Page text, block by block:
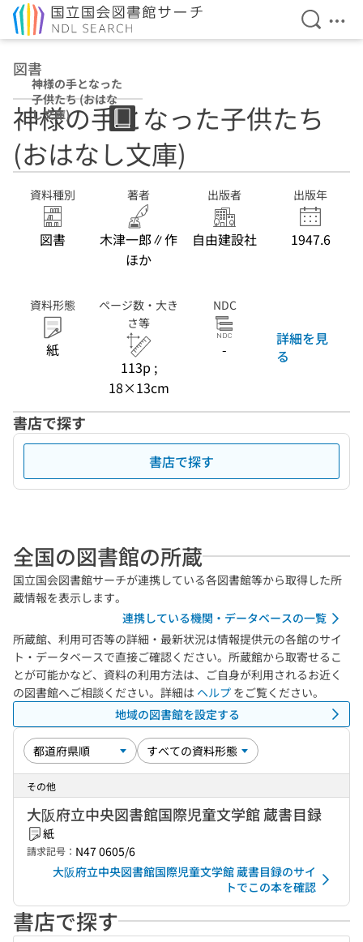
検索を
メ
図書
神様の手となった
子供たち (おはな
し文庫)
神様の手となった子供たち
(おはなし文庫)
資料種別
図書
著者
木津一郎∥作
ほか
出版者
自由建設社
出版年
1947.6
資料形態
紙
ページ数・大き
さ等
113p ;
18×13cm
NDC
-
詳細を見
る
書店で探す
書店で探す
全国の図書館の所蔵
国立国会図書館サーチが連携している各図書館等から取得した所
蔵情報を表示します。
連携している機関・データベースの一覧
所蔵館、利用可否等の詳細・最新状況は情報提供元の各館のサイ
ト・データベースで直接ご確認ください。所蔵館から取寄せるこ
とが可能かなど、資料の利用方法は、ご自身が利用されるお近く
の図書館へご相談ください。詳細は ヘルプ をご覧ください。
地域の図書館を設定する
その他
大阪府立中央図書館国際児童文学館 蔵書目録
紙
請求記号： N47 0605/6
大阪府立中央図書館国際児童文学館 蔵書目録のサイ
トでこの本を確認
書店で探す